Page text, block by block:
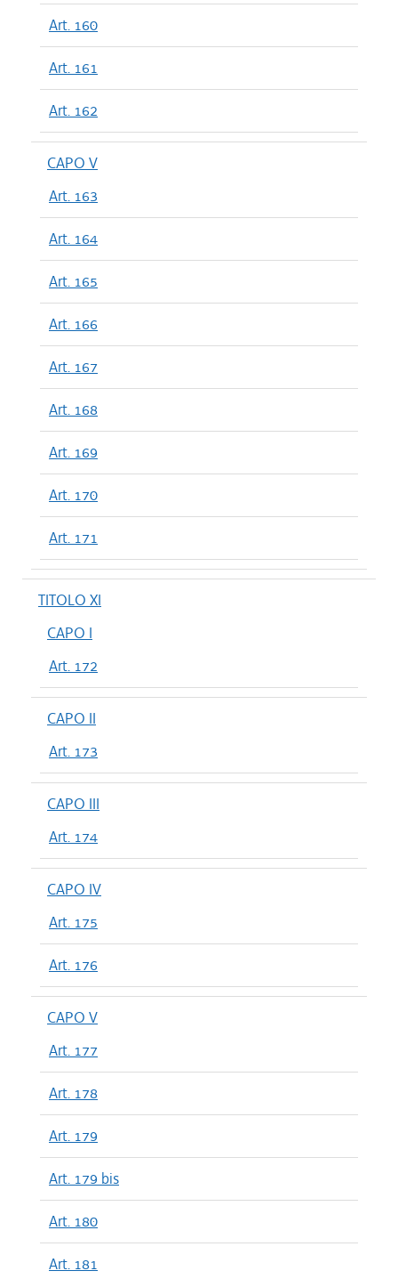
Art. 160
Art. 161
Art. 162
CAPO V
Art. 163
Art. 164
Art. 165
Art. 166
Art. 167
Art. 168
Art. 169
Art. 170
Art. 171
TITOLO XI
CAPO I
Art. 172
CAPO II
Art. 173
CAPO III
Art. 174
CAPO IV
Art. 175
Art. 176
CAPO V
Art. 177
Art. 178
Art. 179
Art. 179 bis
Art. 180
Art. 181